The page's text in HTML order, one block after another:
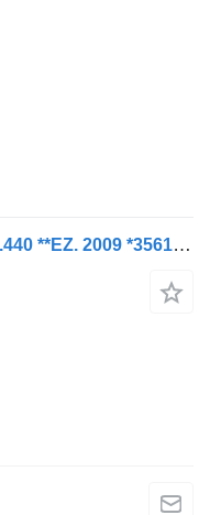
MAN Absetzkipper MAN TGS 24.440 **EZ. 2009 *356155KM